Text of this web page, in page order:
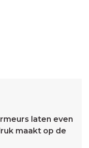
laten even
maakt op de